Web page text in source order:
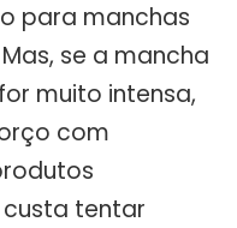
para manchas
se a mancha
muito intensa,
com
custa tentar